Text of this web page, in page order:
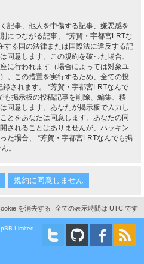
記事、他人を中傷する記事、嫌悪感を
につながる記事、 “芳賀・宇都宮LRTな
する国の法律または国際法に違反する記
同意します。この規約を破った場合、
に行われます（場合によっては対象ユ
。この措置を実行するため、全ての投
されます。 “芳賀・宇都宮LRTなんで
も掲示板の投稿記事を削除、編集、移
同意します。あなたが掲示板で入力し
とをあなたは同意します。あなたの同
されることはありませんが、ハッキン
た場合、 “芳賀・宇都宮LRTなんでも掲
。
全ての表示時間は UTC です
を消去する
Limited